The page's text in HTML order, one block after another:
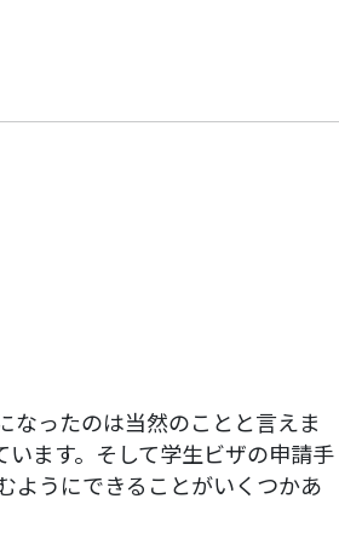
なったのは当然のことと言えま
ます。そして学生ビザの申請手
ようにできることがいくつかあ